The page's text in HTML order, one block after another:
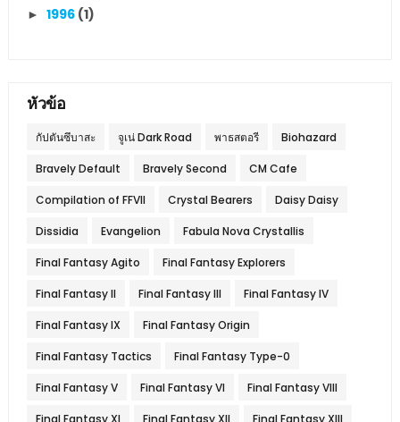
► 1996 (1)
หัวข้อ
กัปตันซึบาสะ จูเน่ Dark Road พาธสตอรี Biohazard
Bravely Default Bravely Second CM Cafe
Compilation of FFVII Crystal Bearers Daisy Daisy
Dissidia Evangelion Fabula Nova Crystallis
Final Fantasy Agito Final Fantasy Explorers
Final Fantasy II Final Fantasy III Final Fantasy IV
Final Fantasy IX Final Fantasy Origin
Final Fantasy Tactics Final Fantasy Type-0
Final Fantasy V Final Fantasy VI Final Fantasy VIII
Final Fantasy XI Final Fantasy XII Final Fantasy XIII